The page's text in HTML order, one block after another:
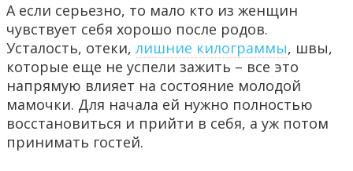
А если серьезно, то мало кто из женщин
чувствует себя хорошо после родов.
Усталость, отеки, лишние килограммы, швы,
которые еще не успели зажить – все это
напрямую влияет на состояние молодой
мамочки. Для начала ей нужно полностью
восстановиться и прийти в себя, а уж потом
принимать гостей.